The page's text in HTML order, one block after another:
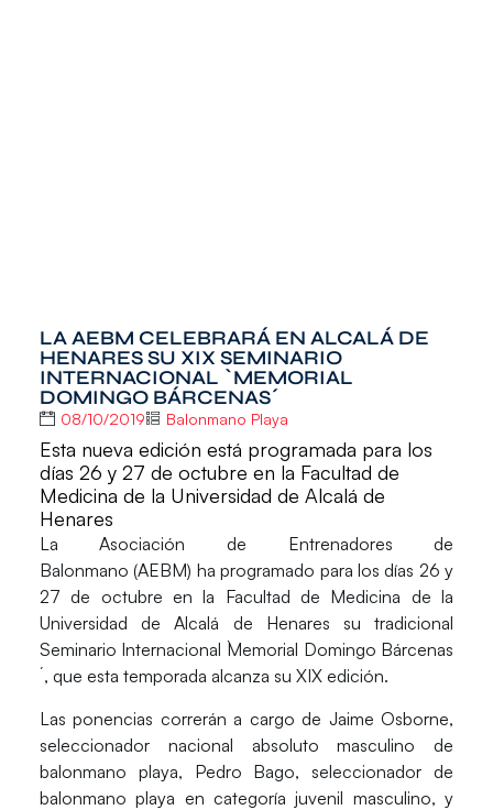
LA AEBM CELEBRARÁ EN ALCALÁ DE
HENARES SU XIX SEMINARIO
INTERNACIONAL `MEMORIAL
DOMINGO BÁRCENAS´
08/10/2019 Balonmano Playa
Esta nueva edición está programada para los
días 26 y 27 de octubre en la Facultad de
Medicina de la Universidad de Alcalá de
Henares
La Asociación de Entrenadores de
Balonmano (AEBM) ha programado para los días 26 y
27 de octubre en la Facultad de Medicina de la
Universidad de Alcalá de Henares su tradicional
Seminario Internacional ` Memorial Domingo Bárcenas
´, que esta temporada alcanza su XIX edición.
Las ponencias correrán a cargo de Jaime Osborne,
seleccionador nacional absoluto masculino de
balonmano playa, Pedro Bago, seleccionador de
balonmano playa en categoría juvenil masculino, y